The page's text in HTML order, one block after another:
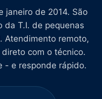
janeiro de 2014. São
da T.I. de pequenas
Atendimento remoto,
com o técnico.
- e responde rápido.